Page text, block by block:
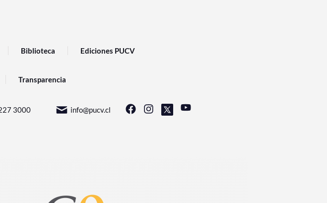
Biblioteca Ediciones PUCV
Transparencia
3000 info@pucv.cl